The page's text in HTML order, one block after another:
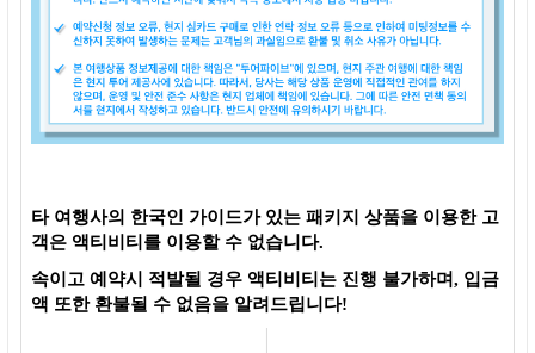
타 여행사의 한국인 가이드가 있는 패키지 상품을 이용한 고
객은 액티비티를 이용할 수 없습니다.
속이고 예약시 적발될 경우 액티비티는 진행 불가하며, 입금
액 또한 환불될 수 없음을 알려드립니다!